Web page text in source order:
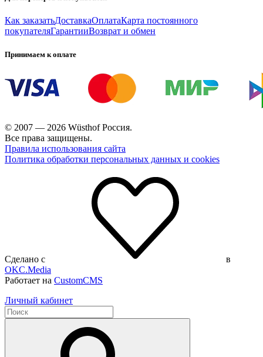
Как заказатьДоставкаОплатаКарта постоянного
покупателяГарантииВозврат и обмен
Принимаем к оплате
© 2007 — 2026 Wüsthof Россия.
Все права защищены.
Правила использования сайта
Политика обработки персональных данных и cookies
Сделано с
в
OKC.Media
Работает на CustomCMS
Личный кабинет